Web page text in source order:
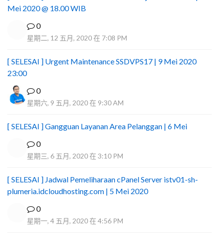
Mei 2020 @ 18.00 WIB
0
星期二, 12 五月, 2020 在 7:08 PM
[ SELESAI ] Urgent Maintenance SSDVPS17 | 9 Mei 2020
23:00
0
星期六, 9 五月, 2020 在 9:30 AM
[ SELESAI ] Gangguan Layanan Area Pelanggan | 6 Mei
0
星期三, 6 五月, 2020 在 3:10 PM
[ SELESAI ] Jadwal Pemeliharaan cPanel Server istv01-sh-
plumeria.idcloudhosting.com | 5 Mei 2020
0
星期一, 4 五月, 2020 在 4:56 PM